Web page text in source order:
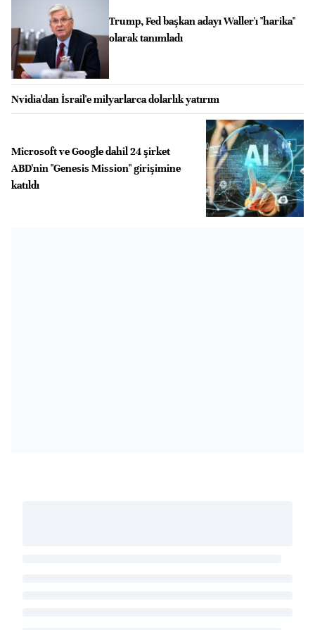
Trump, Fed başkan adayı Waller'ı "harika"
olarak tanımladı
Nvidia'dan İsrail'e milyarlarca dolarlık yatırım
Microsoft ve Google dahil 24 şirket
ABD'nin "Genesis Mission" girişimine
katıldı